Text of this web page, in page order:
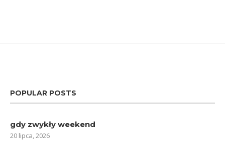
POPULAR POSTS
gdy zwykły weekend
20 lipca, 2026